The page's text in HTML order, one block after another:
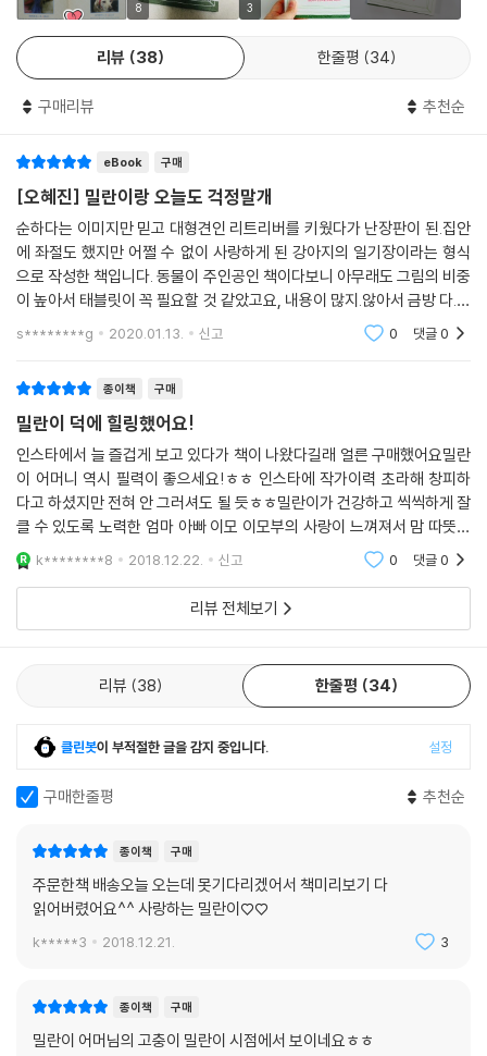
우리 함께 매일 영원히
우리 함께, 매일 영원히
밀란이랑 오늘도 걱정말개
이 서로를 이해하는 진짜 가족이 되기까지 결코 꽃길만 걸었던 것은 아니
래브라도 리트리버가 무조건 순하고 영리할 거라는 착각에 빠져 있었다.
텔레비전에 맹인안내견?인명구조견으로 나오는 ‘천사견’의 이미지만 믿
고 2개월짜리 밀란이를 덥석 입양했지만, 현실은 ‘악마견’을 데리고 온 것
이 아닐까 후회될 정도로 밀란이는 사고뭉치에 말썽꾸러기였다. 문짝이며
가구며 세간이 남아나지 않을 정도로 물어뜯고 찢어발기는 것이 일상이었
고, 조금만 한눈을 팔아도 온 사방을 헤집어놓아 손해배상에 적지 않은 돈
을 쓰기도 했다. 더군다나 개에게 옮는 피부병까지 걸리게 되면서 밀란이
련시키로 결정을 내렸다. 그리고 훈련 과정에서 밀란이보다 자신이 더 호
되게 혼나고 교육받으며, 개에 대해 알아갔고 밀란이를 이해하게 됐다. 사
람이 저마다 타고난 성격과 신체가 다르듯, 밀란이도 아주아주 발랄한 성
격과 튼튼한 몸을 타고난 개성 넘치는 개일 뿐이라는 것을 말이다.
밀란이를 있는 그대로 인정하게 되자 무슨 일이 벌어져도 전처럼 화가 나
거나 괴롭지 않았고, 사고를 치는 모습도 귀엽게 느껴졌다. 그리고 그 마음
을 담에 인스타그램 계정을 만들고 밀란이의 사진을 올리게 된 것이다.
저자는 “『밀란이랑 오늘도 걱정말개』를 통해 인스타그램에 다 쓰지 못한
웃기고 황당한 밀란이의 이야기를 더 많이 들려주고 싶었다”고 말한다. 인
스타그램에 올리는 ‘밀란이의 일기’의 확장판인 셈이다. 책에 실린 73개의
에피소드를 읽다 보면 이미 밀란이의 매력에 푹 빠진 랜선 이모?삼촌들도,
이 책을 통해 밀란이를 처음 알게 된 독자들도, 어느새 미소를 짓게 된다.
배우고 있다는 것을 깨닫고, 좀 더 사랑스러운 시선으로 그들은 바라볼 수
◎ 책 속에서
나도 여자니까 화장품에 관심이 좀 많다. 그래서 화장품을 뜯어 발라보다
왜 남의 화장품에 손대냐며 화를 냈다. 아니 우리가 남이가? 식구라며!
한 적이 있다. 그걸 기억해뒀다 방안의 물건을 다 끄집어내서 거실에 갖다
놨다. 손만 뻗으면 엄마에게 필요한 물건이 다 닿으니 안 움직여도 되고 얼
8 3
리뷰 38 한줄평 34
구매리뷰 추천순
eBook 구매
[오혜진] 밀란이랑 오늘도 걱정말개
순하다는 이미지만 믿고 대형견인 리트리버를 키웠다가 난장판이 된.집안
에 좌절도 했지만 어쩔 수 없이 사랑하게 된 강아지의 일기장이라는 형식
으로 작성한 책입니다. 동물이 주인공인 책이다보니 아무래도 그림의 비중
이 높아서 태블릿이 꼭 필요할 것 같았고요, 내용이 많지.않아서 금방 다.읽
을.수 있었습니다. 저는 SNS를 잘 하지 않아서(특히.인스타는.안.해요;) 밀
란이를 잘 모르
s********g 2020.01.13. 신고 0 댓글0
종이책 구매
밀란이 덕에 힐링했어요!
인스타에서 늘 즐겁게 보고 있다가 책이 나왔다길래 얼른 구매했어요밀란
이 어머니 역시 필력이 좋으세요!ㅎㅎ 인스타에 작가이력 초라해 창피하
다고 하셨지만 전혀 안 그러셔도 될 듯ㅎㅎ밀란이가 건강하고 씩씩하게 잘
클 수 있도록 노력한 엄마 아빠 이모 이모부의 사랑이 느껴져서 맘 따뜻했
네요.저도 두마리의 반려견과 살다 결혼으로 떨어져 사는데요, 말썽부리고
싸우던 순간들도
k********8 2018.12.22. 신고 0 댓글0
리뷰 전체보기
리뷰 38 한줄평 34
클린봇이 부적절한 글을 감지 중입니다. 설정
구매한줄평 추천순
종이책 구매
주문한책 배송오늘 오는데 못기다리겠어서 책미리보기 다
읽어버렸어요^^ 사랑하는 밀란이♡♡
k*****3 2018.12.21. 3
종이책 구매
밀란이 어머님의 고충이 밀란이 시점에서 보이네요ㅎㅎ